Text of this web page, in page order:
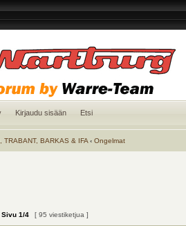
Kirjaudu sisään Etsi
TRABANT, BARKAS & IFA ‹ Ongelmat
Sivu1/4 [ 95 viestiketjua ]